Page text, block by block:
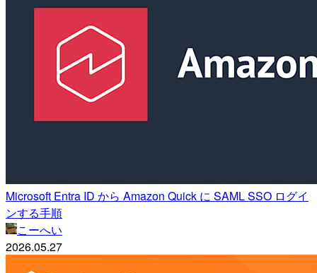
Microsoft Entra ID から Amazon Quick に SAML SSO ログイ
ンする手順
こーへい
2026.05.27